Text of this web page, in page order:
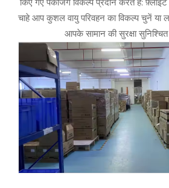
चाहे आप कुशल वायु परिवहन का विकल्प चुनें या
आपके सामान की सुरक्षा